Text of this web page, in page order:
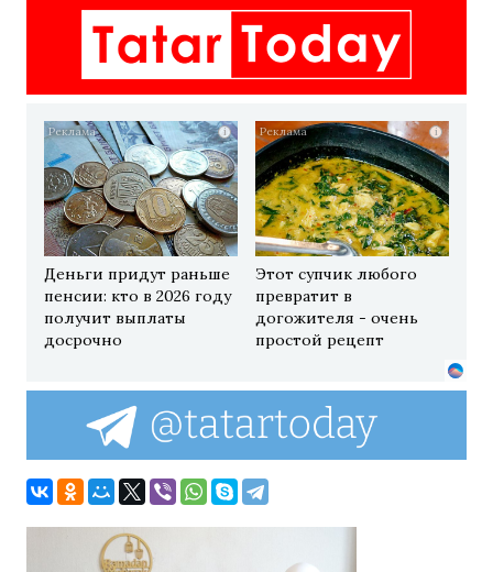
i
Деньги придут раньше
пенсии: кто в 2026 году
получит выплаты
досрочно
i
Этот супчик любого
превратит в
догожителя - очень
простой рецепт